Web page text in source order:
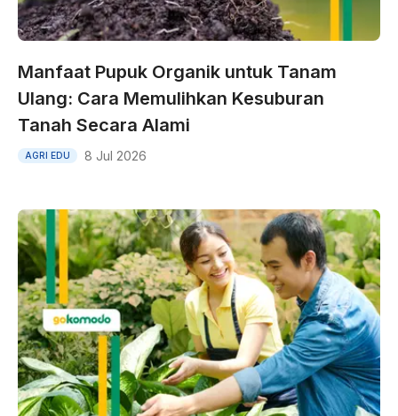
Manfaat Pupuk Organik untuk Tanam
Ulang: Cara Memulihkan Kesuburan
Tanah Secara Alami
AGRI EDU 8 Jul 2026